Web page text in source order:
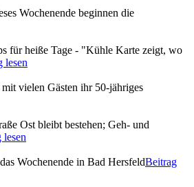
Wochenende beginnen die
für heiße Tage - "Kühle Karte zeigt, wo
lesen
vielen Gästen ihr 50-jähriges
Ost bleibt bestehen; Geh- und
lesen
Wochenende in Bad HersfeldBeitrag